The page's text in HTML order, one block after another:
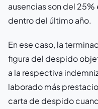
ausencias son del
dentro del último año.
En ese caso, la
figura del despido
a la respectiva
laborado más
carta de despido